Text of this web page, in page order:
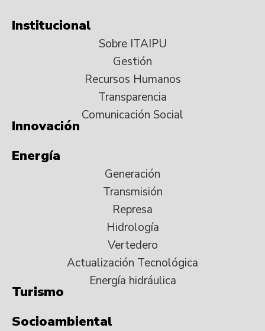
Institucional
Sobre ITAIPU
Gestión
Recursos Humanos
Transparencia
Comunicación Social
Innovación
Energía
Generación
Transmisión
Represa
Hidrología
Vertedero
Actualización Tecnológica
Energía hidráulica
Turismo
Socioambiental